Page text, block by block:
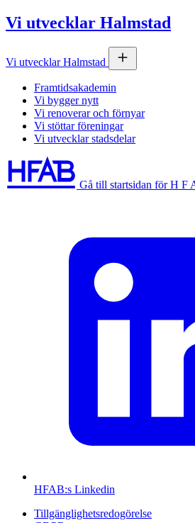
Vi utvecklar Halmstad
Vi utvecklar Halmstad
Framtidsakademin
Vi bygger nytt
Vi renoverar och förnyar
Vi stöttar föreningar
Vi utvecklar stadsdelar
Gå till startsidan för H F
HFAB:s Linkedin
Tillgänglighetsredogörelse